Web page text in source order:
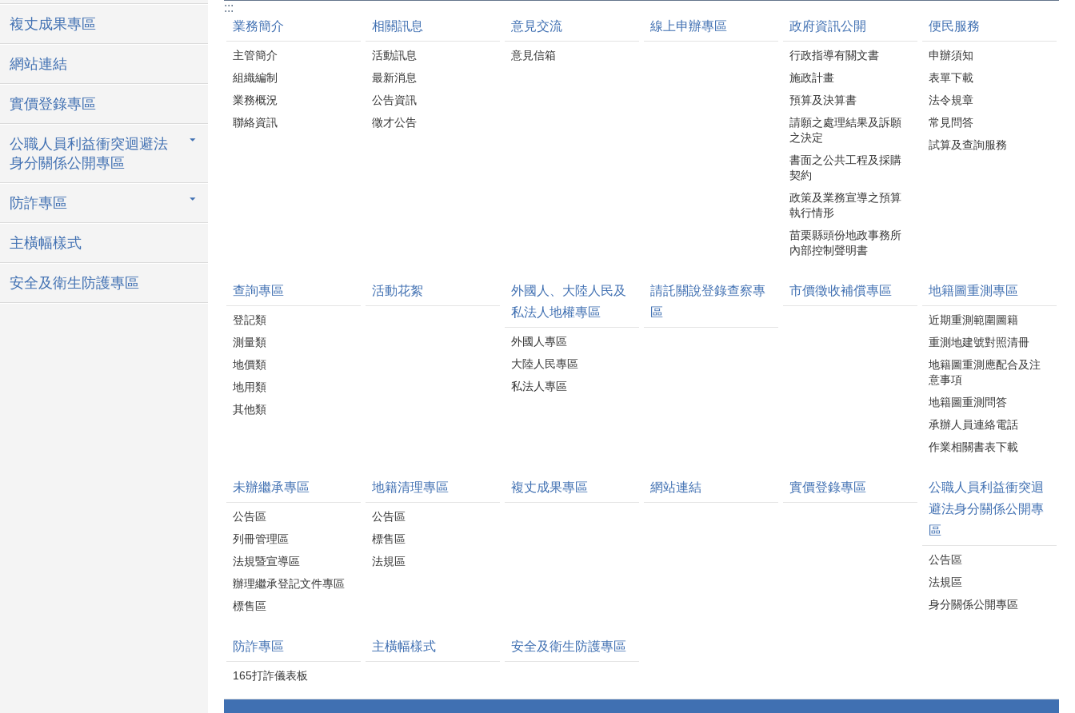
複丈成果專區
網站連結
實價登錄專區
公職人員利益衝突迴避法
身分關係公開專區
防詐專區
主橫幅樣式
安全及衛生防護專區
:::
業務簡介
主管簡介
組織編制
業務概況
聯絡資訊
相關訊息
活動訊息
最新消息
公告資訊
徵才公告
意見交流
意見信箱
線上申辦專區 政府資訊公開
行政指導有關文書
施政計畫
預算及決算書
請願之處理結果及訴願
之決定
書面之公共工程及採購
契約
政策及業務宣導之預算
執行情形
苗栗縣頭份地政事務所
內部控制聲明書
便民服務
申辦須知
表單下載
法令規章
常見問答
試算及查詢服務
查詢專區
登記類
測量類
地價類
地用類
其他類
活動花絮
外國人、大陸人民及
私法人地權專區
外國人專區
大陸人民專區
私法人專區
請託關說登錄查察專
區
市價徵收補償專區 地籍圖重測專區
近期重測範圍圖籍
重測地建號對照清冊
地籍圖重測應配合及注
意事項
地籍圖重測問答
承辦人員連絡電話
作業相關書表下載
未辦繼承專區
公告區
列冊管理區
法規暨宣導區
辦理繼承登記文件專區
標售區
地籍清理專區
公告區
標售區
法規區
複丈成果專區 網站連結 實價登錄專區
公職人員利益衝突迴
避法身分關係公開專
區
公告區
法規區
身分關係公開專區
防詐專區
165打詐儀表板
主橫幅樣式 安全及衛生防護專區